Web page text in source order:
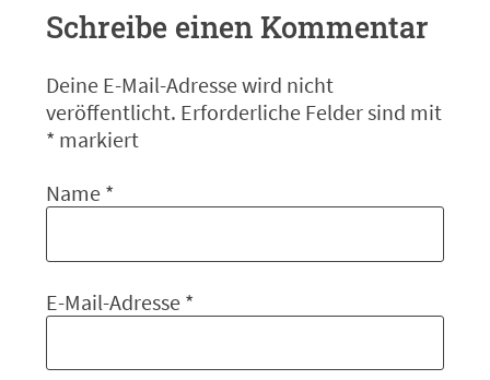
Schreibe einen Kommentar
Deine E-Mail-Adresse wird nicht
veröffentlicht. Erforderliche Felder sind mit
* markiert
Name *
E-Mail-Adresse *